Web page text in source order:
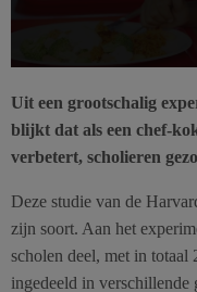
Uit een grootschalig
blijkt dat als een chef-
verbetert, scholieren
Deze studie van de
zijn soort. Aan het
scholen deel, met in totaal
ingedeeld in verschillende